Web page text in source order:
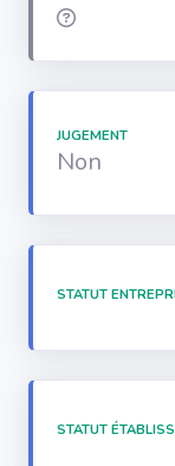
JUGEMENT
Non
STATUT
STATUT